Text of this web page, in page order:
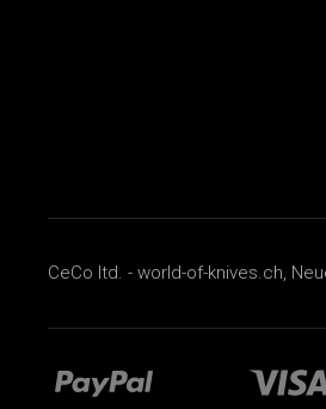
CeCo ltd. - world-of-knives.ch,